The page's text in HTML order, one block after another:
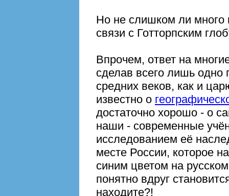
Но не слишком ли много
связи с Готторпским
Впрочем, ответ на
сделав всего лишь
средних веков, как и
известно о
достаточно хорошо - о
наши - современные
исследованием её
месте России, которое
синим цветом на
понятно вдруг
находите?!